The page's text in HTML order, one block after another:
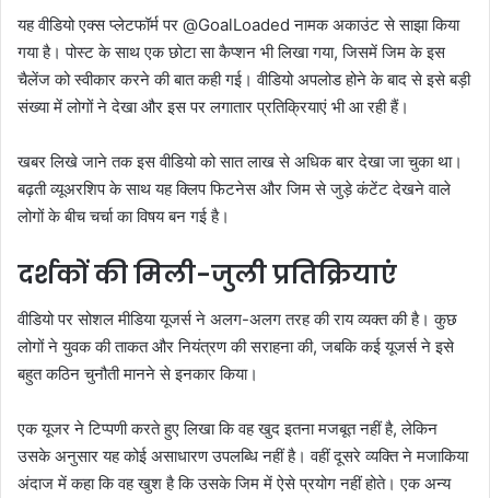
यह वीडियो एक्स प्लेटफॉर्म पर @GoalLoaded नामक अकाउंट से साझा किया
गया है। पोस्ट के साथ एक छोटा सा कैप्शन भी लिखा गया, जिसमें जिम के इस
चैलेंज को स्वीकार करने की बात कही गई। वीडियो अपलोड होने के बाद से इसे बड़ी
संख्या में लोगों ने देखा और इस पर लगातार प्रतिक्रियाएं भी आ रही हैं।
खबर लिखे जाने तक इस वीडियो को सात लाख से अधिक बार देखा जा चुका था।
बढ़ती व्यूअरशिप के साथ यह क्लिप फिटनेस और जिम से जुड़े कंटेंट देखने वाले
लोगों के बीच चर्चा का विषय बन गई है।
दर्शकों की मिली-जुली प्रतिक्रियाएं
वीडियो पर सोशल मीडिया यूजर्स ने अलग-अलग तरह की राय व्यक्त की है। कुछ
लोगों ने युवक की ताकत और नियंत्रण की सराहना की, जबकि कई यूजर्स ने इसे
बहुत कठिन चुनौती मानने से इनकार किया।
एक यूजर ने टिप्पणी करते हुए लिखा कि वह खुद इतना मजबूत नहीं है, लेकिन
उसके अनुसार यह कोई असाधारण उपलब्धि नहीं है। वहीं दूसरे व्यक्ति ने मजाकिया
अंदाज में कहा कि वह खुश है कि उसके जिम में ऐसे प्रयोग नहीं होते। एक अन्य